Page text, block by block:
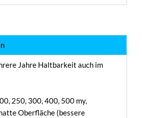
Jahre Haltbarkeit auch im
250, 300, 400, 500 my,
Oberfläche (bessere